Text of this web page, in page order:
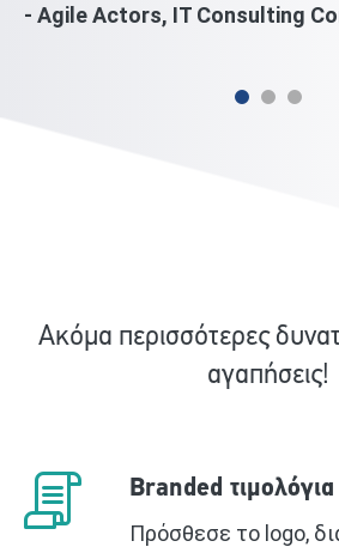
- Agile Actors, IT Consulting
Ακόμα περισσότερες
αγαπήσεις!
Branded τιμολόγια
Πρόσθεσε το logo,